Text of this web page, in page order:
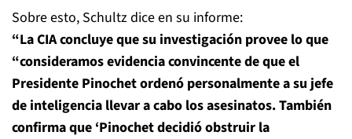
Sobre esto, Schultz dice en su informe:
“La CIA concluye que su investigación provee lo que
“consideramos evidencia convincente de que el
Presidente Pinochet ordenó personalmente a su jefe
de inteligencia llevar a cabo los asesinatos. También
confirma que ‘Pinochet decidió obstruir la